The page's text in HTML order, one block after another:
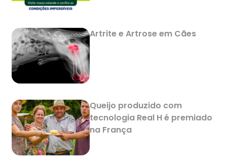
Artrite e Artrose em Cães
Queijo produzido com
tecnologia Real H é premiado
na França